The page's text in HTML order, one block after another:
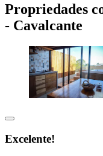
Propriedades
- Cavalcante
Excelente!